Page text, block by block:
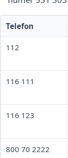
Telefon
112
116 111
116 123
800 70 2222